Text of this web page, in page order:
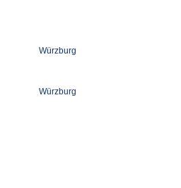
Würzburg
Würzburg